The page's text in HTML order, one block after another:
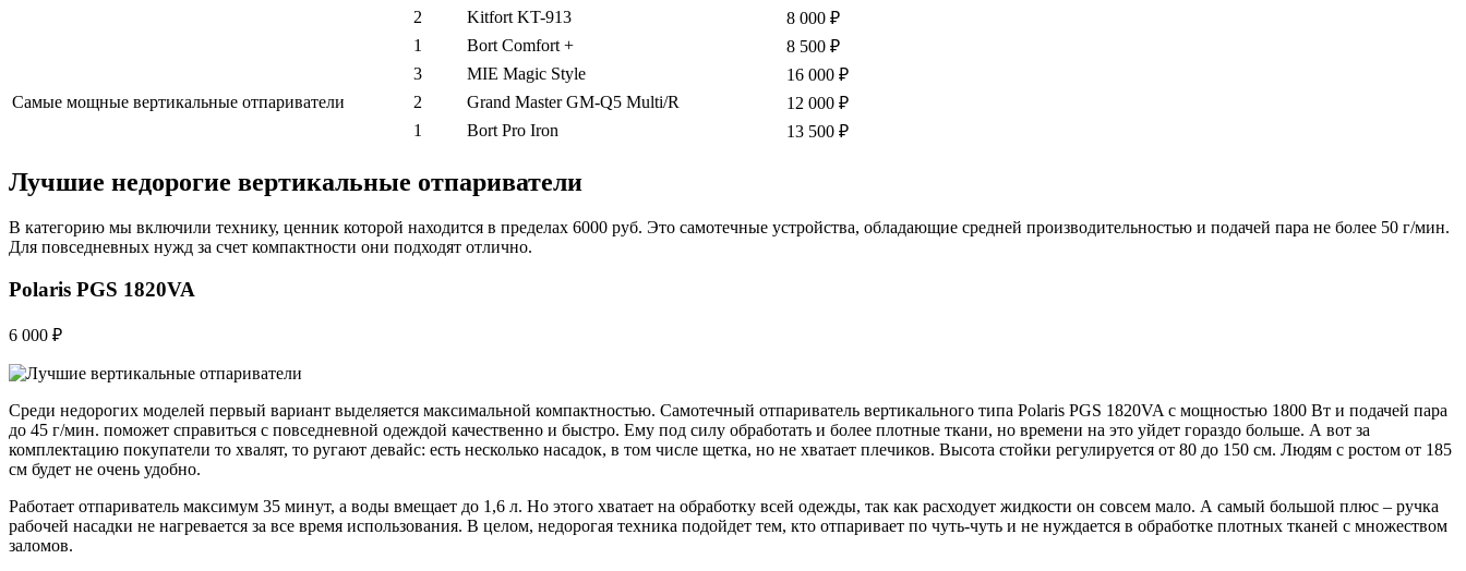
2
Kitfort KT-913
8 000 ₽
1
Bort Comfort + 8 500 ₽
Самые мощные вертикальные отпариватели
3 MIE Magic Style
16 000 ₽
2
Grand Master GM-Q5 Multi/R
12 000 ₽
1
Bort Pro Iron 13 500 ₽
Лучшие недорогие вертикальные отпариватели
В категорию мы включили технику, ценник которой находится в пределах 6000 руб. Это самотечные устройства, обладающие средней производительностью и подачей пара не более 50 г/мин.
Для повседневных нужд за счет компактности они подходят отлично.
Polaris PGS 1820VA
6 000 ₽
Среди недорогих моделей первый вариант выделяется максимальной компактностью. Самотечный отпариватель вертикального типа Polaris PGS 1820VA с мощностью 1800 Вт и подачей пара
до 45 г/мин. поможет справиться с повседневной одеждой качественно и быстро. Ему под силу обработать и более плотные ткани, но времени на это уйдет гораздо больше. А вот за
комплектацию покупатели то хвалят, то ругают девайс: есть несколько насадок, в том числе щетка, но не хватает плечиков. Высота стойки регулируется от 80 до 150 см. Людям с ростом от 185
см будет не очень удобно.
Работает отпариватель максимум 35 минут, а воды вмещает до 1,6 л. Но этого хватает на обработку всей одежды, так как расходует жидкости он совсем мало. А самый большой плюс – ручка
рабочей насадки не нагревается за все время использования. В целом, недорогая техника подойдет тем, кто отпаривает по чуть-чуть и не нуждается в обработке плотных тканей с множеством
заломов.